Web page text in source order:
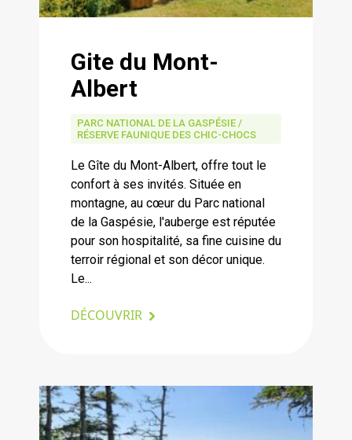
Gite du Mont-
Albert
PARC NATIONAL DE LA GASPÉSIE /
RÉSERVE FAUNIQUE DES CHIC-CHOCS
Le Gîte du Mont-Albert, offre tout le
confort à ses invités. Située en
montagne, au cœur du Parc national
de la Gaspésie, l'auberge est réputée
pour son hospitalité, sa fine cuisine du
terroir régional et son décor unique.
Le...
DÉCOUVRIR